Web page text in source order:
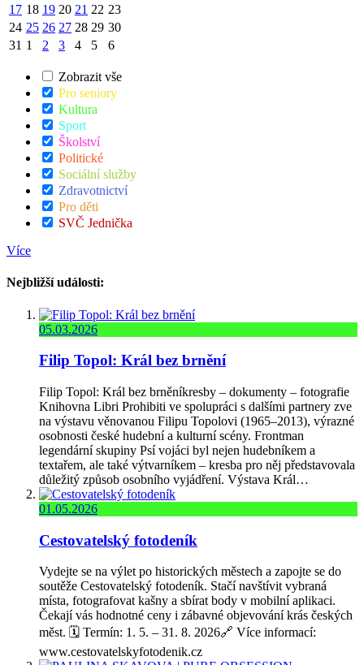
17 18 19 20 21 22 23
24 25 26 27 28 29 30
31 1 2 3 4 5 6
Zobrazit vše
Pro seniory
Kultura
Sport
Školství
Politické
Sociální služby
Zdravotnictví
Pro děti
SVČ Jednička
Více
Nejbližší události:
05.03.2026
Filip Topol: Král bez brnění
Filip Topol: Král bez brněníkresby – dokumenty – fotografie
Knihovna Libri Prohibiti ve spolupráci s dalšími partnery zve
na výstavu věnovanou Filipu Topolovi (1965–2013), výrazné
osobnosti české hudební a kulturní scény. Frontman
legendární skupiny Psí vojáci byl nejen hudebníkem a
textařem, ale také výtvarníkem – kresba pro něj představovala
důležitý způsob osobního vyjádření. Výstava Král…
01.05.2026
Cestovatelský fotodeník
Vydejte se na výlet po historických městech a zapojte se do
soutěže Cestovatelský fotodeník. Stačí navštívit vybraná
místa, fotografovat kašny a sbírat body v mobilní aplikaci.
Čekají vás hodnotné ceny i zábavné objevování krás českých
měst. 🗓️ Termín: 1. 5. – 31. 8. 2026🔗 Více informací:
www.cestovatelskyfotodenik.cz